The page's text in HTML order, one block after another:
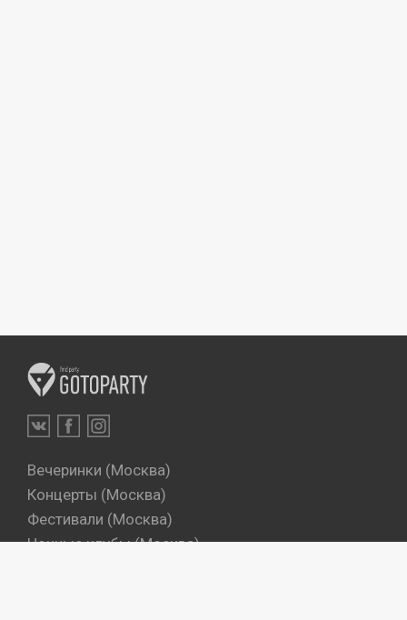
Вечеринки (Москва)
Концерты (Москва)
Фестивали (Москва)
Ночные клубы (Москва)